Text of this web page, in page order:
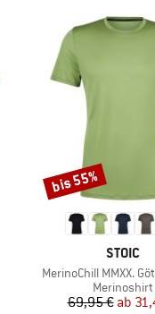
MARKE
STOIC
Artikel
MerinoChill MMXX.
Merinoshirt
Preis
69,95 € ab
Rabatt
bis 55%